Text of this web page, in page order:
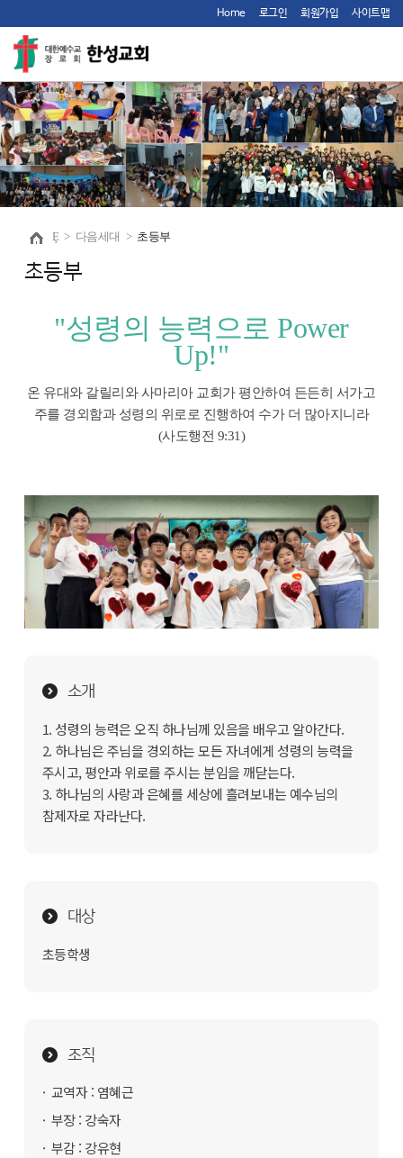
Home 로그인 회원가입 사이트맵
Ȩ > 다음세대 > 초등부
초등부
"성령의 능력으로 Power
Up!"
온 유대와 갈릴리와 사마리아 교회가 평안하여 든든히 서가고
주를 경외함과 성령의 위로로 진행하여 수가 더 많아지니라
(사도행전 9:31)
소개
1. 성령의 능력은 오직 하나님께 있음을 배우고 알아간다.
2. 하나님은 주님을 경외하는 모든 자녀에게 성령의 능력을
주시고, 평안과 위로를 주시는 분임을 깨닫는다.
3. 하나님의 사랑과 은혜를 세상에 흘려보내는 예수님의
참제자로 자라난다.
대상
초등학생
조직
교역자 : 염혜근
부장 : 강숙자
부감 : 강유현